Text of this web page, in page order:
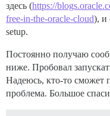
здесь (https://
free-in-the-oracle-cloud), и
setup.
Постоянно получаю
ниже. Пробовал
Надеюсь, кто-то сможет
проблема. Большое